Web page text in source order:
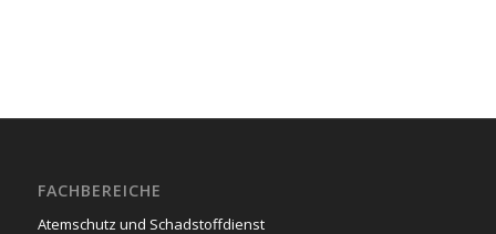
FACHBEREICHE
Atemschutz und Schadstoffdienst